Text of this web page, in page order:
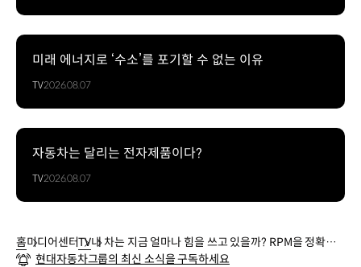
미래 에너지로 ‘수소’를 포기할 수 없는 이유
TV2026.08.07
자동차는 달리는 전자제품이다?
TV2026.08.07
홈미디어센터TV내 차는 지금 얼마나 힘을 쓰고 있을까? RPM을 정확하
게 읽는 방법
현대자동차그룹의 최신 소식을 구독하세요